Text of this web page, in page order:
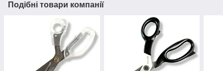
Подібні товари компанії